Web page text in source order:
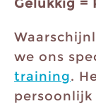
Gelukkig =
we ons
training.